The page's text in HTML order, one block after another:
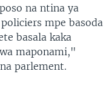
na ntina ya
mpe basoda
basala kaka
maponami,"
parlement.